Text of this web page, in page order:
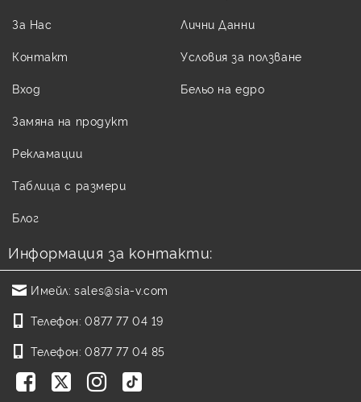
За Нас
Контакт
Вход
Лични Данни
Условия за ползване
Бельо на едро
Замяна на продукт
Рекламации
Таблица с размери
Блог
Информация за контакти:
Имейл: sales@sia-v.com
Телефон: 0877 77 04 19
Телефон: 0877 77 04 85